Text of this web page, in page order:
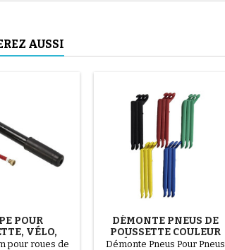
AUSSI
POUR
VÉLO,
pour roues de
DÉMONTE PNEUS DE
POUSSETTE COULEUR
ALÉATOIRE 1 LOT DE 3
Démonte Pneus Pour Pneus